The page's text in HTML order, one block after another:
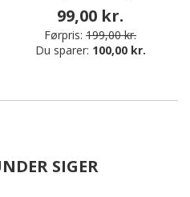
99,00 kr.
Førpris: 199,00 kr.
Du sparer: 100,00 kr.
SIGER